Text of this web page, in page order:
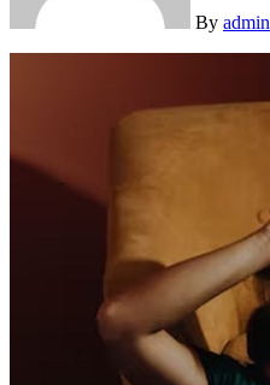
By admin